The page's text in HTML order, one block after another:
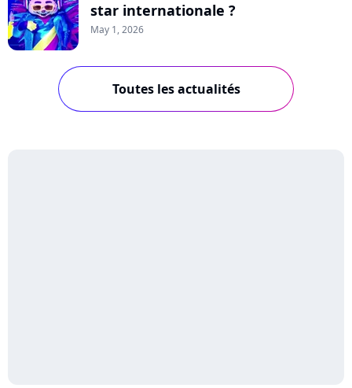
star internationale ?
May 1, 2026
Toutes les actualités